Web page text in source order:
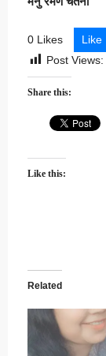
0 Likes
Like
Post Views:
Share this:
Like this:
Related